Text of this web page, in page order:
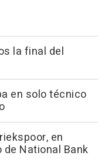
la final del
en solo técnico
en
National Bank